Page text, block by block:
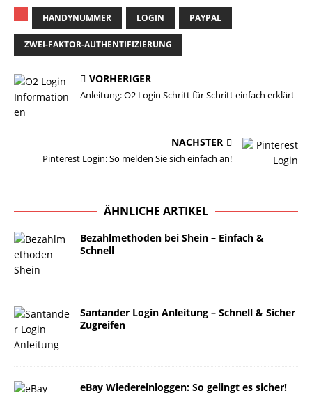
HANDYNUMMER LOGIN PAYPAL
ZWEI-FAKTOR-AUTHENTIFIZIERUNG
VORHERIGER
Anleitung: O2 Login Schritt für Schritt einfach erklärt
NÄCHSTER
Pinterest Login: So melden Sie sich einfach an!
ÄHNLICHE ARTIKEL
Bezahlmethoden bei Shein – Einfach &
Schnell
Santander Login Anleitung – Schnell & Sicher
Zugreifen
eBay Wiedereinloggen: So gelingt es sicher!